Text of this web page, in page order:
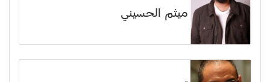
ميثم الحسيني